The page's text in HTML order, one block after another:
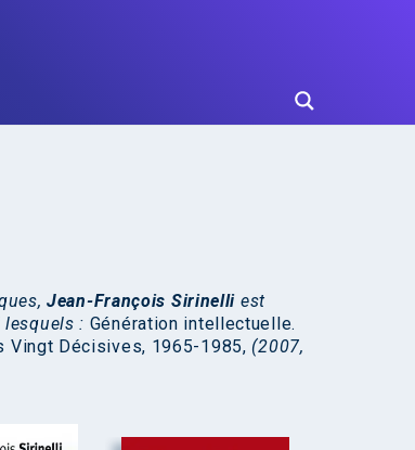
Jean-François Sirinelli est
lesquels : Génération intellectuelle.
Vingt Décisives, 1965-1985, (2007,